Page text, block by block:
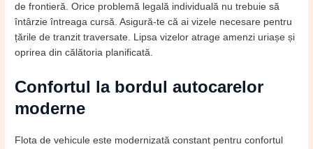
de frontieră. Orice problemă legală individuală nu trebuie să
întârzie întreaga cursă. Asigură-te că ai vizele necesare pentru
țările de tranzit traversate. Lipsa vizelor atrage amenzi uriașe și
oprirea din călătoria planificată.
Confortul la bordul autocarelor
moderne
Flota de vehicule este modernizată constant pentru confortul